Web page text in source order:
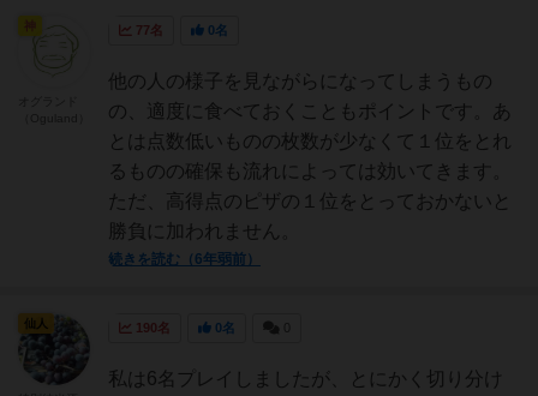
77名 0名
他の人の様子を見ながらになってしまうもの
の、適度に食べておくこともポイントです。あ
とは点数低いものの枚数が少なくて１位をとれ
るものの確保も流れによっては効いてきます。
ただ、高得点のピザの１位をとっておかないと
勝負に加われません。
続きを読む（6年弱前）
190名 0名
私は6名プレイしましたが、とにかく切り分け
仙人